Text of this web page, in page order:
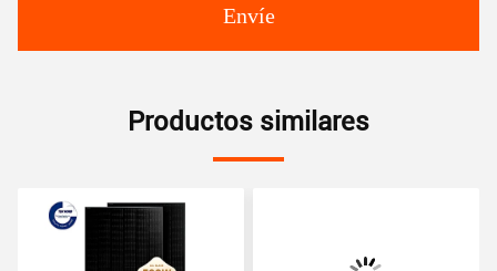
Envíe
Productos similares